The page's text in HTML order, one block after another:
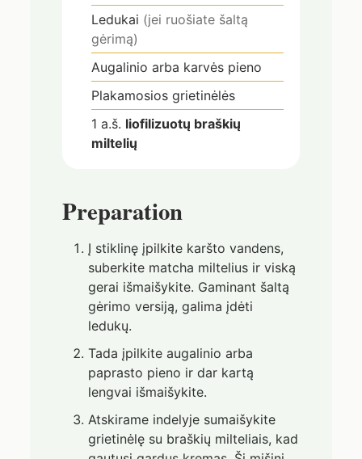
Ledukai (jei ruošiate šaltą
gėrimą)
Augalinio arba karvės pieno
Plakamosios grietinėlės
1 a.š. liofilizuotų braškių
miltelių
Preparation
Į stiklinę įpilkite karšto vandens,
suberkite matcha miltelius ir viską
gerai išmaišykite. Gaminant šaltą
gėrimo versiją, galima įdėti
ledukų.
Tada įpilkite augalinio arba
paprasto pieno ir dar kartą
lengvai išmaišykite.
Atskirame indelyje sumaišykite
grietinėlę su braškių milteliais, kad